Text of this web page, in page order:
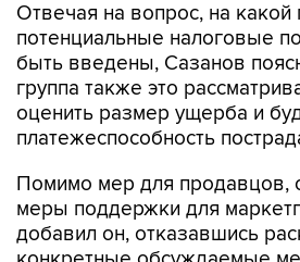
Отвечая на вопрос, на какой
потенциальные налоговые
быть введены, Сазанов
группа также это
оценить размер ущерба и
платежеспособность
Помимо мер для продавцов,
меры поддержки для
добавил он, отказавшись